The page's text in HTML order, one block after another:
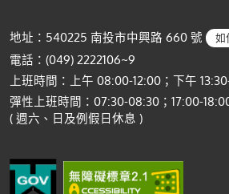
地址：540225 南投市中興路 660 號 如
電話：(049) 2222106~9
上班時間：上午 08:00-12:00；下午
彈性上班時間：07:30-08:30；17:00-
( 週六、日及例假日休息 )